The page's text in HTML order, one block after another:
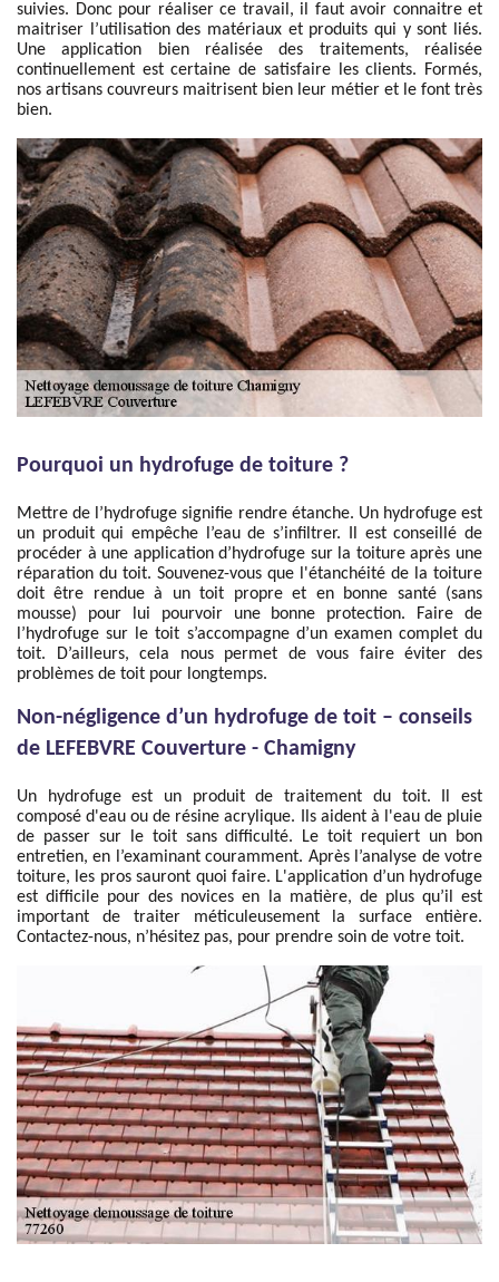
suivies. Donc pour réaliser ce travail, il faut avoir connaitre et
maitriser l’utilisation des matériaux et produits qui y sont liés.
Une application bien réalisée des traitements, réalisée
continuellement est certaine de satisfaire les clients. Formés,
nos artisans couvreurs maitrisent bien leur métier et le font très
bien.
Pourquoi un hydrofuge de toiture ?
Mettre de l’hydrofuge signifie rendre étanche. Un hydrofuge est
un produit qui empêche l’eau de s’infiltrer. Il est conseillé de
procéder à une application d’hydrofuge sur la toiture après une
réparation du toit. Souvenez-vous que l'étanchéité de la toiture
doit être rendue à un toit propre et en bonne santé (sans
mousse) pour lui pourvoir une bonne protection. Faire de
l’hydrofuge sur le toit s’accompagne d’un examen complet du
toit. D’ailleurs, cela nous permet de vous faire éviter des
problèmes de toit pour longtemps.
Non-négligence d’un hydrofuge de toit – conseils
de LEFEBVRE Couverture - Chamigny
Un hydrofuge est un produit de traitement du toit. Il est
composé d'eau ou de résine acrylique. Ils aident à l'eau de pluie
de passer sur le toit sans difficulté. Le toit requiert un bon
entretien, en l’examinant couramment. Après l’analyse de votre
toiture, les pros sauront quoi faire. L'application d’un hydrofuge
est difficile pour des novices en la matière, de plus qu’il est
important de traiter méticuleusement la surface entière.
Contactez-nous, n’hésitez pas, pour prendre soin de votre toit.